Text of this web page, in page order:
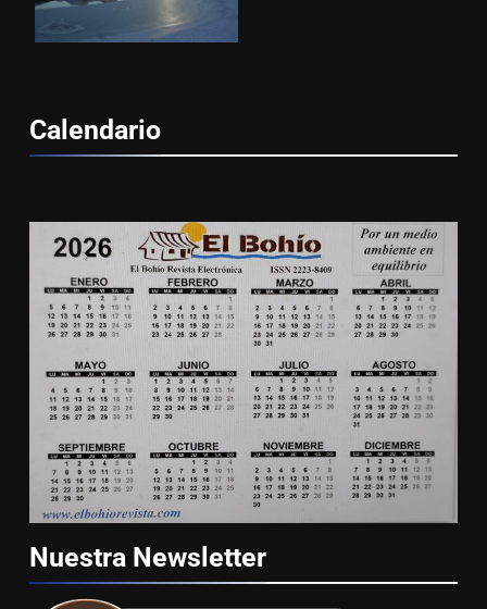
Calendario
Nuestra Newsletter